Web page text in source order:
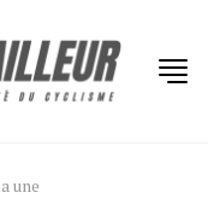
une